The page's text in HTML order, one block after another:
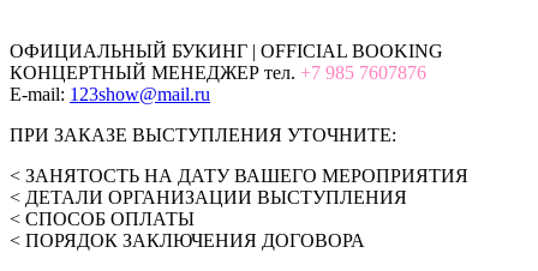
ОФИЦИАЛЬНЫЙ БУКИНГ | OFFICIAL BOOKING
КОНЦЕРТНЫЙ МЕНЕДЖЕР тел. +7 985 7607876
E-mail: 123show@mail.ru
ПРИ ЗАКАЗЕ ВЫСТУПЛЕНИЯ УТОЧНИТЕ:
< ЗАНЯТОСТЬ НА ДАТУ ВАШЕГО МЕРОПРИЯТИЯ
< ДЕТАЛИ ОРГАНИЗАЦИИ ВЫСТУПЛЕНИЯ
< СПОСОБ ОПЛАТЫ
< ПОРЯДОК ЗАКЛЮЧЕНИЯ ДОГОВОРА